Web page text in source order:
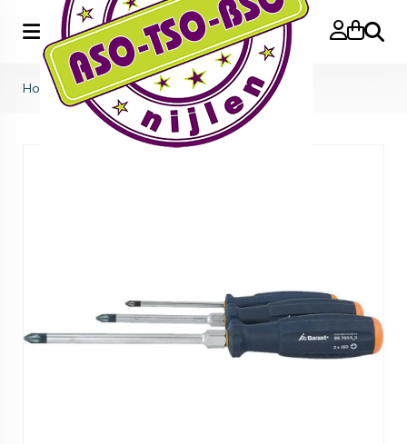
Zoeken
Home> kruisschroevendraaier set Garant PH